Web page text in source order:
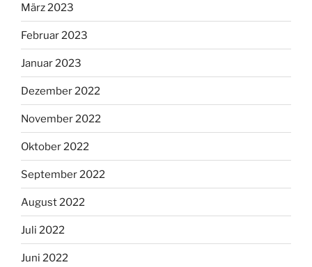
März 2023
Februar 2023
Januar 2023
Dezember 2022
November 2022
Oktober 2022
September 2022
August 2022
Juli 2022
Juni 2022